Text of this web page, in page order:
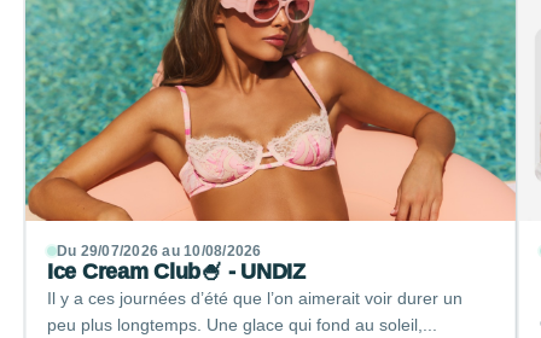
Du 29/07/2026 au 10/08/2026
Ice Cream Club🍧 - UNDIZ
Il y a ces journées d’été que l’on aimerait voir durer un
peu plus longtemps. Une glace qui fond au soleil,...